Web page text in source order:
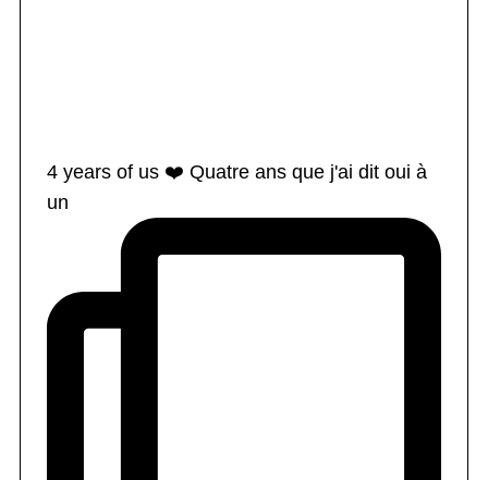
4 years of us ❤️ Quatre ans que j'ai dit oui à
un